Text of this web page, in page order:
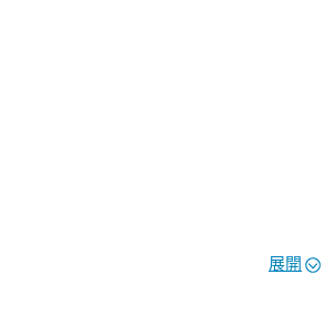
悟得，以及回到台灣生長起點，細數滋養
、新竹隆恩圳⋯⋯將歷史圖像、環境傷痕與
這些失去、行旅的探尋、曾經歡快或嗚咽
曬，陽光照耀之下拍落細小塵埃。對他而
瘋狂過的，以及無法回頭的青春。如其所
受那個熨貼在風景中的「你」：可以是曾
展開